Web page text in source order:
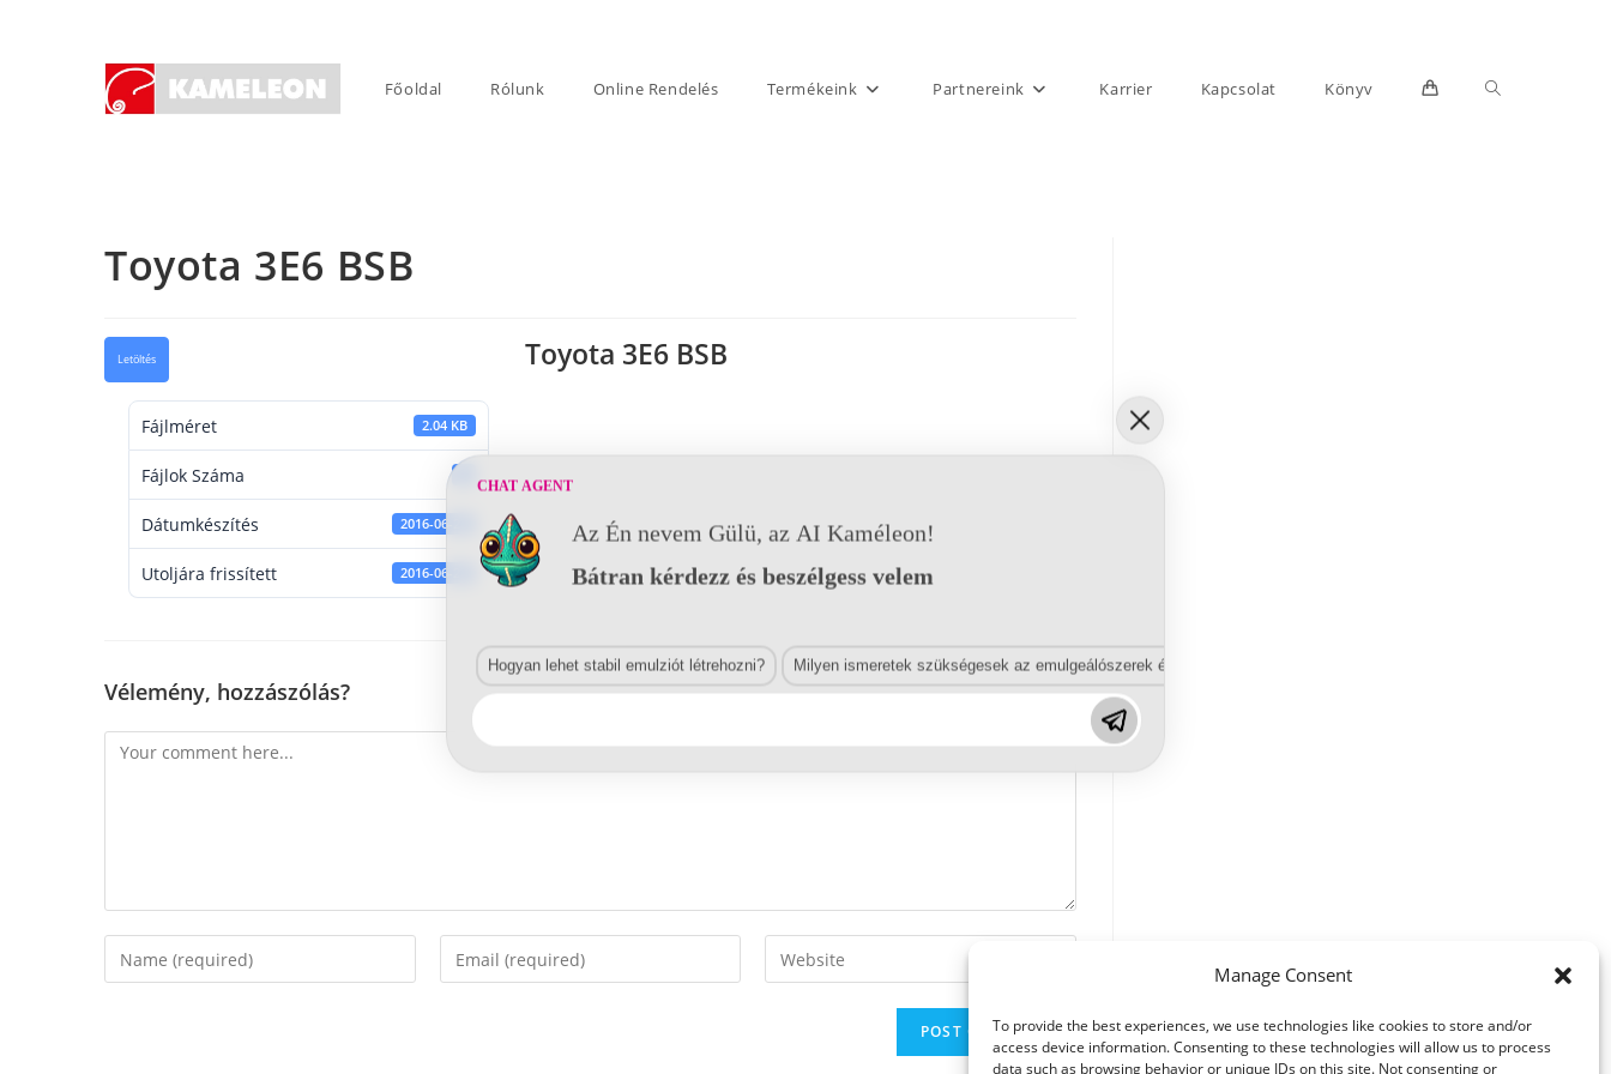
Manage Consent
To provide the best experiences, we use technologies like cookies to store and/or
access device information. Consenting to these technologies will allow us to process
data such as browsing behavior or unique IDs on this site. Not consenting or
Főoldal Rólunk Online Rendelés Termékeink Partnereink Karrier Kapcsolat Könyv Toggle
Toyota 3E6 BSB
Letöltés
Fájlméret 2.04 KB
Fájlok Száma
Dátumkészítés 2016-06-22
Utoljára frissített 2016-06-22
Toyota 3E6 BSB
Vélemény, hozzászólás?
Comment
Enter
your
Enter
your
Enter
your
CHAT AGENT
Az Én nevem Gülü, az AI Kaméleon!
Bátran kérdezz és beszélgess velem
Hogyan lehet stabil emulziót létrehozni? Milyen ismeretek szükségesek az emulgeálószerek és diszpergálószerek terén?